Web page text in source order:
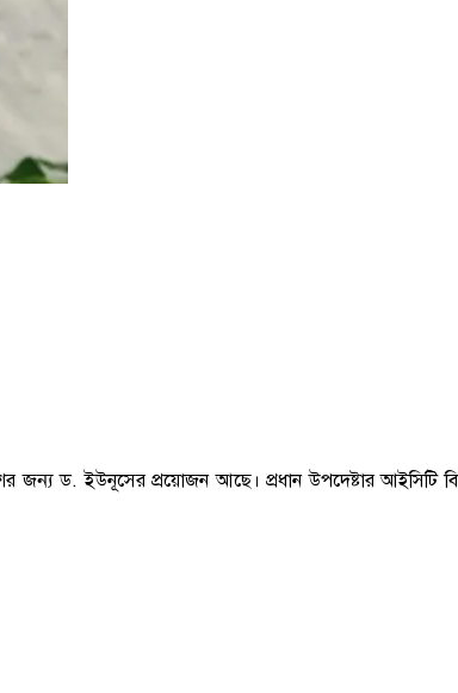
জন্য ড. ইউনূসের প্রয়োজন আছে। প্রধান উপদেষ্টার আইসিটি